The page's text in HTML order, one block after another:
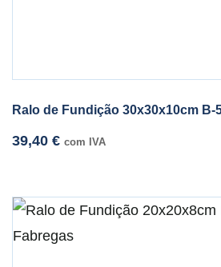
Ralo de Fundição 30x30x10cm B-
39,40 € com IVA